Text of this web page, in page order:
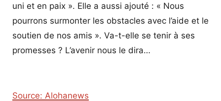
uni et en paix ». Elle a aussi ajouté : « Nous
pourrons surmonter les obstacles avec l’aide et le
soutien de nos amis ». Va-t-elle se tenir à ses
promesses ? L’avenir nous le dira…
Source: Alohanews